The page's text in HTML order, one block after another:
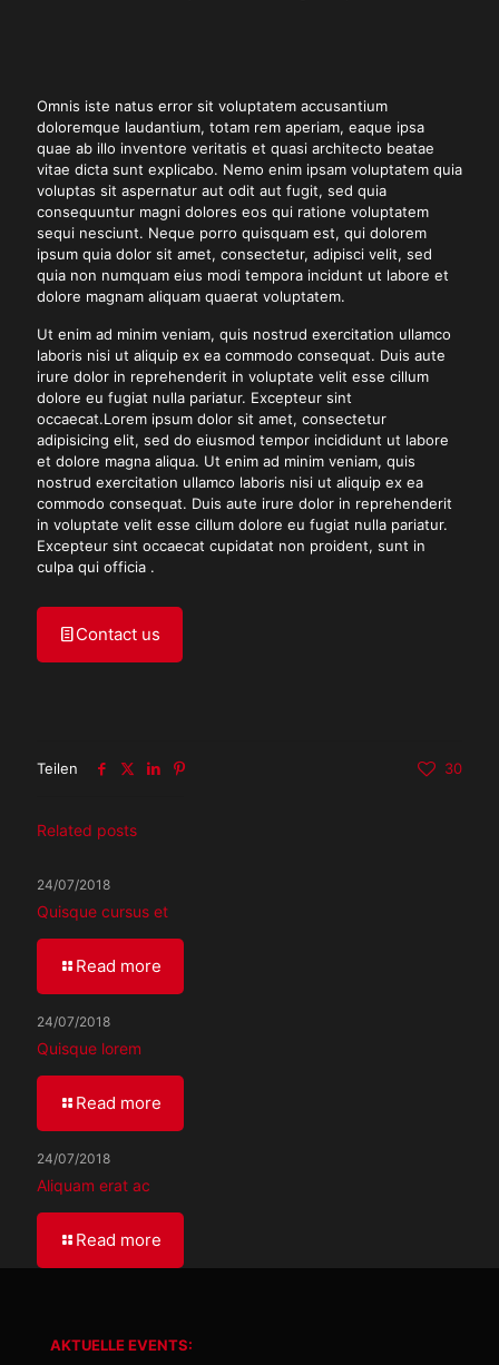
Omnis iste natus error sit voluptatem accusantium
doloremque laudantium, totam rem aperiam, eaque ipsa
quae ab illo inventore veritatis et quasi architecto beatae
vitae dicta sunt explicabo. Nemo enim ipsam voluptatem quia
voluptas sit aspernatur aut odit aut fugit, sed quia
consequuntur magni dolores eos qui ratione voluptatem
sequi nesciunt. Neque porro quisquam est, qui dolorem
ipsum quia dolor sit amet, consectetur, adipisci velit, sed
quia non numquam eius modi tempora incidunt ut labore et
dolore magnam aliquam quaerat voluptatem.
Ut enim ad minim veniam, quis nostrud exercitation ullamco
laboris nisi ut aliquip ex ea commodo consequat. Duis aute
irure dolor in reprehenderit in voluptate velit esse cillum
dolore eu fugiat nulla pariatur. Excepteur sint
occaecat.Lorem ipsum dolor sit amet, consectetur
adipisicing elit, sed do eiusmod tempor incididunt ut labore
et dolore magna aliqua. Ut enim ad minim veniam, quis
nostrud exercitation ullamco laboris nisi ut aliquip ex ea
commodo consequat. Duis aute irure dolor in reprehenderit
in voluptate velit esse cillum dolore eu fugiat nulla pariatur.
Excepteur sint occaecat cupidatat non proident, sunt in
culpa qui officia .
Contact us
Teilen 30
Related posts
24/07/2018
Quisque cursus et
Read more
24/07/2018
Quisque lorem
Read more
24/07/2018
Aliquam erat ac
Read more
AKTUELLE EVENTS: